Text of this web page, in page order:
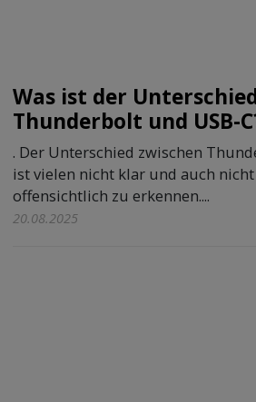
Was ist der
Thunderbolt und USB-
. Der Unterschied zwischen
ist vielen nicht klar und auch
offensichtlich zu erkennen....
20.08.2025